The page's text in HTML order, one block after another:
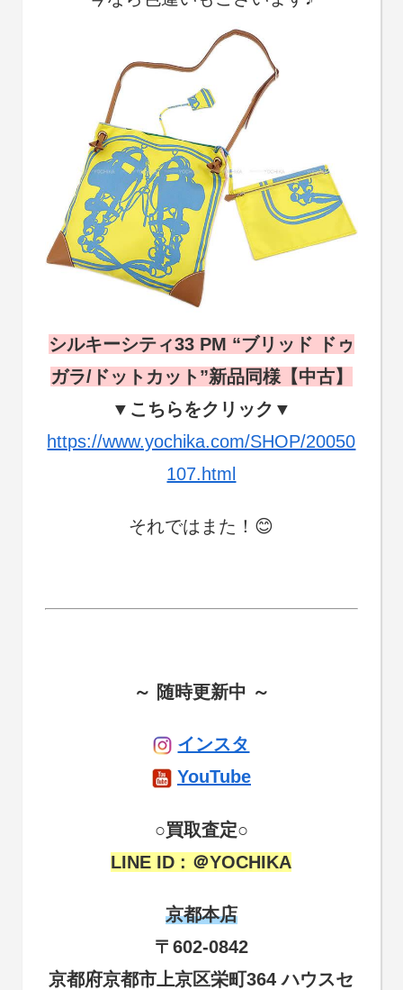
シルキーシティ33 PM “ブリッド ドゥ
ガラ/ドットカット”新品同様【中古】
▼こちらをクリック▼
https://www.yochika.com/SHOP/20050
107.html
それではまた！😊
～ 随時更新中 ～
インスタ
YouTube
○買取査定○
LINE ID : ＠YOCHIKA
京都本店
〒602-0842
京都府京都市上京区栄町364 ハウスセ